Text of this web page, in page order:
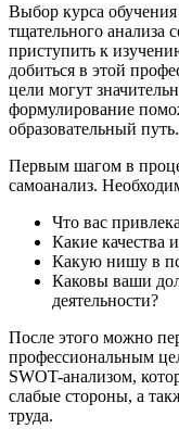
Выбор курса
тщательного анализа
приступить к
добиться в этой
цели могут
формулирование
образовательный путь.
Первым шагом в
самоанализ.
Что вас
Какие качества
Какую нишу в
Каковы ваши
деятельности?
После этого можно
профессиональным
SWOT-анализом,
слабые стороны, а
труда.